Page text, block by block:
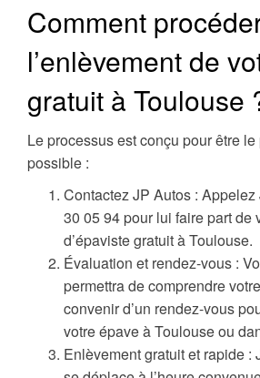
Comment
l’enlèvement de
gratuit à Toulouse
Le processus est conçu pour être
possible :
Contactez JP Autos :
30 05 94 pour lui faire part de
d’épaviste gratuit à Toulouse.
Évaluation et rendez-vous :
permettra de comprendre
convenir d’un rendez-vous
votre épave à Toulouse ou
Enlèvement gratuit et rapide :